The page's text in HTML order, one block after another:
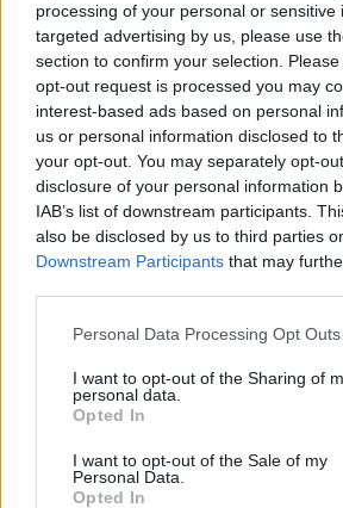
processing of your personal or sensitive
targeted advertising by us, please use
section to confirm your selection.
opt-out request is processed you may
interest-based ads based on personal
us or personal information disclosed to
your opt-out. You may separately opt-
disclosure of your personal information
IAB’s list of downstream participants.
also be disclosed by us to third parties
Downstream Participants that may
Please note that this website/app uses
not limited to your visit or usage
grant or deny consent to Google and its
use your data for below specified
consent section.
Personal Data Processing Opt Outs
I want to opt-out of the Sharing of
personal data.
Opted In
I want to opt-out of the Sale of my
Personal Data.
Opted In
Puoi effettuare l'accesso
sezioneLogindal menù del
cliccandoqui
TEMI:
Cocaina Cagliari
Guardia Di Finanza Cagliari
Marijuana Cagliari
Su WhatsApp al
345 356 7512